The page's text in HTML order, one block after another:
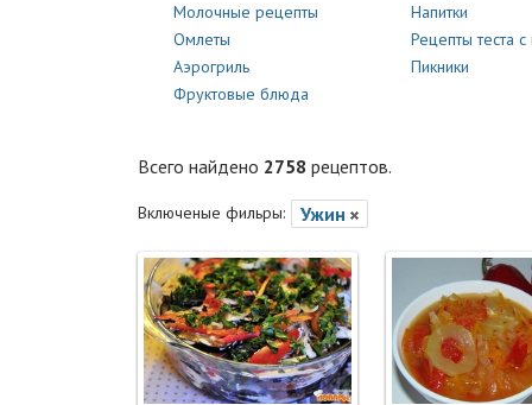
Молочные рецепты
Напитки
Омлеты
Рецепты теста с
Аэрогриль
Пикники
Фруктовые блюда
Всего найдено 2758 рецептов.
Включеные фильры: Ужин